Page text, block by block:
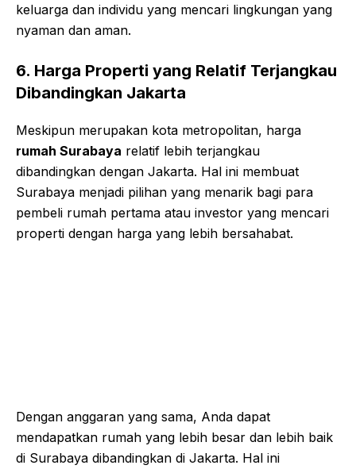
keluarga dan individu yang mencari lingkungan yang
nyaman dan aman.
6. Harga Properti yang Relatif Terjangkau
Dibandingkan Jakarta
Meskipun merupakan kota metropolitan, harga
rumah Surabaya relatif lebih terjangkau
dibandingkan dengan Jakarta. Hal ini membuat
Surabaya menjadi pilihan yang menarik bagi para
pembeli rumah pertama atau investor yang mencari
properti dengan harga yang lebih bersahabat.